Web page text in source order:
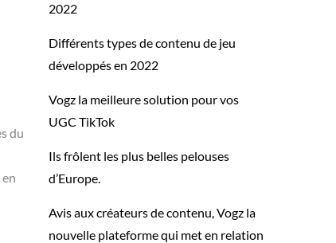
du
2022
Différents types de contenu de jeu
développés en 2022
Vogz la meilleure solution pour vos
UGC TikTok
Ils frôlent les plus belles pelouses
d’Europe.
Avis aux créateurs de contenu, Vogz la
nouvelle plateforme qui met en relation